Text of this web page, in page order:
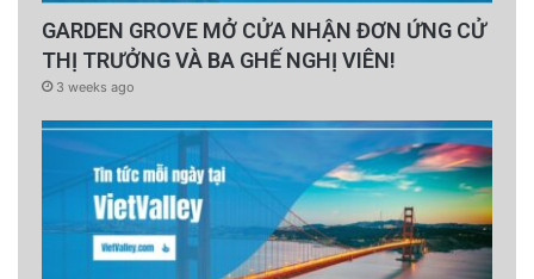
GARDEN GROVE MỞ CỬA NHẬN ĐƠN ỨNG CỬ
THỊ TRƯỞNG VÀ BA GHẾ NGHỊ VIÊN!
3 weeks ago